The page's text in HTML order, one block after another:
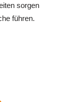
sorgen
führen.